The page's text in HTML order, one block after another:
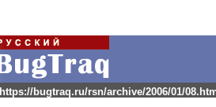
https://bugtraq.ru/rsn/archive/2006/01/